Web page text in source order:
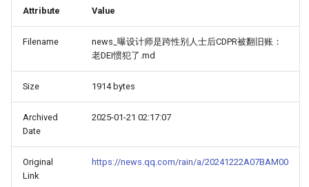
Attribute Value
Filename
news_曝设计师是跨性别人士后CDPR被翻旧账：
老DEI惯犯了.md
Size 1914 bytes
Archived
Date
2025-01-21 02:17:07
Original
Link
https://news.qq.com/rain/a/20241222A07BAM00